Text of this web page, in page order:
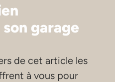
garage
de cet article les
à vous pour